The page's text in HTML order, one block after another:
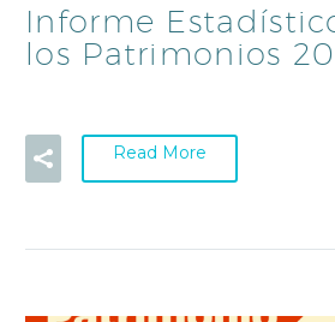
Informe
los Patrimonios
Read More